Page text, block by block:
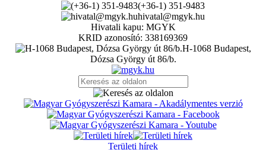
(+36-1) 351-9483
hivatal@mgyk.hu
Hivatali kapu: MGYK
KRID azonosító: 338169369
H-1068 Budapest,
Dózsa György út 86/b.
Területi hírek